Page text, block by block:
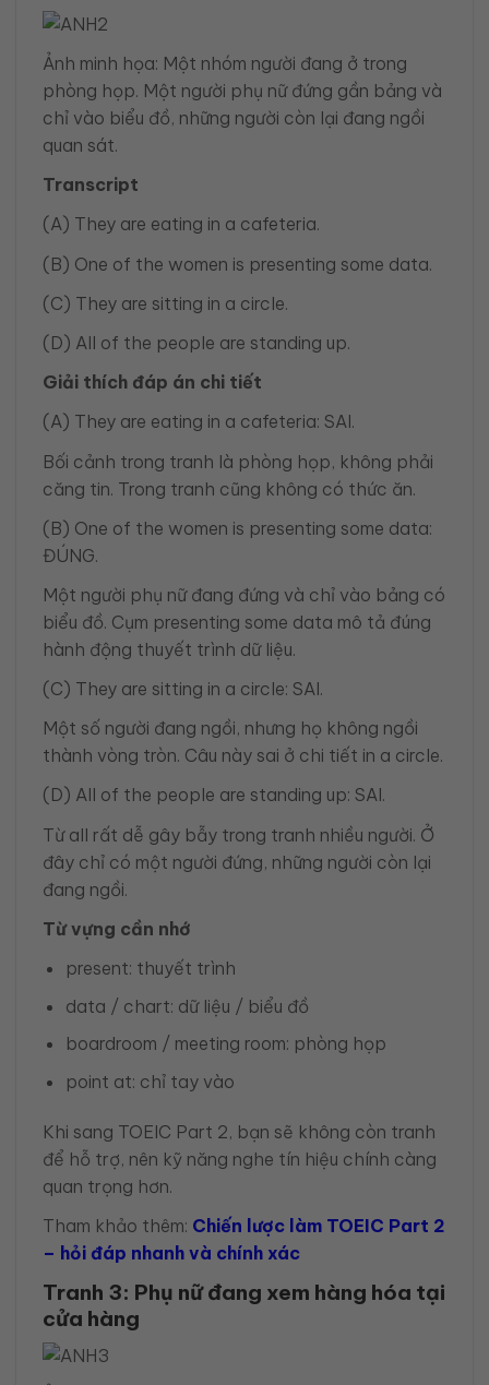
Ảnh minh họa: Một nhóm người đang ở trong
phòng họp. Một người phụ nữ đứng gần bảng và
chỉ vào biểu đồ, những người còn lại đang ngồi
quan sát.
Transcript
(A) They are eating in a cafeteria.
(B) One of the women is presenting some data.
(C) They are sitting in a circle.
(D) All of the people are standing up.
Giải thích đáp án chi tiết
(A) They are eating in a cafeteria: SAI.
Bối cảnh trong tranh là phòng họp, không phải
căng tin. Trong tranh cũng không có thức ăn.
(B) One of the women is presenting some data:
ĐÚNG.
Một người phụ nữ đang đứng và chỉ vào bảng có
biểu đồ. Cụm presenting some data mô tả đúng
hành động thuyết trình dữ liệu.
(C) They are sitting in a circle: SAI.
Một số người đang ngồi, nhưng họ không ngồi
thành vòng tròn. Câu này sai ở chi tiết in a circle.
(D) All of the people are standing up: SAI.
Từ all rất dễ gây bẫy trong tranh nhiều người. Ở
đây chỉ có một người đứng, những người còn lại
đang ngồi.
Từ vựng cần nhớ
present: thuyết trình
data / chart: dữ liệu / biểu đồ
boardroom / meeting room: phòng họp
point at: chỉ tay vào
Khi sang TOEIC Part 2, bạn sẽ không còn tranh
để hỗ trợ, nên kỹ năng nghe tín hiệu chính càng
quan trọng hơn.
Tham khảo thêm: Chiến lược làm TOEIC Part 2
– hỏi đáp nhanh và chính xác
Tranh 3: Phụ nữ đang xem hàng hóa tại
cửa hàng